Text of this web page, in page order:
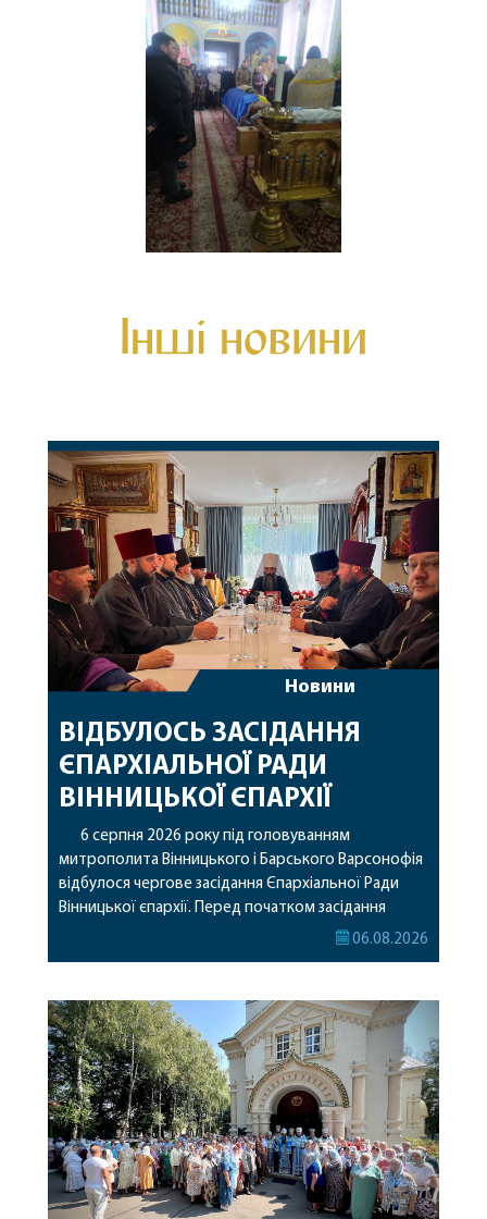
Інші новини
Новини
ВІДБУЛОСЬ ЗАСІДАННЯ
ЄПАРХІАЛЬНОЇ РАДИ
ВІННИЦЬКОЇ ЄПАРХІЇ
6 серпня 2026 року під головуванням
митрополита Вінницького і Барського Варсонофія
відбулося чергове засідання Єпархіальної Ради
Вінницької єпархії. Перед початком засідання
секретар Єпархіальної Ради від імені членів Ради
побажавши йому міцного здоров’я, Божої
допомоги, миру, духовної радості та
благословенних успіхів у подальшому
архіпастирському служінні. […]
06.08.2026